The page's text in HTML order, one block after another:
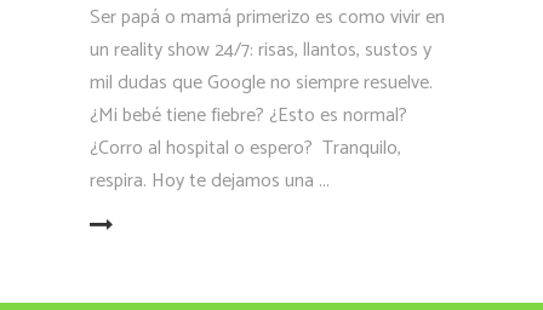
Ser papá o mamá primerizo es como vivir en
un reality show 24/7: risas, llantos, sustos y
mil dudas que Google no siempre resuelve.
¿Mi bebé tiene fiebre? ¿Esto es normal?
¿Corro al hospital o espero? Tranquilo,
respira. Hoy te dejamos una